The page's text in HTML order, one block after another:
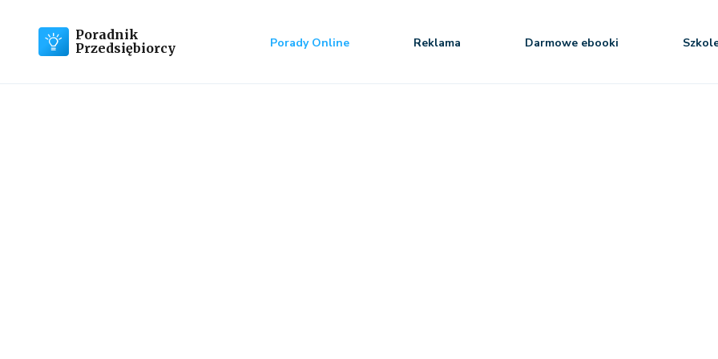
Poradnik
Przedsiębiorcy
Porady Online Reklama Darmowe ebooki